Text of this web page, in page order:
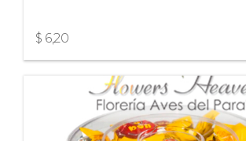
$ 6,20